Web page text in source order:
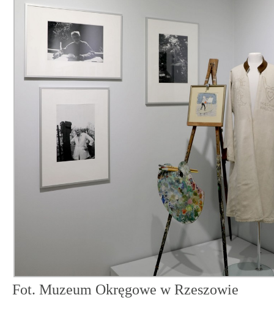
Fot. Muzeum Okręgowe w Rzeszowie